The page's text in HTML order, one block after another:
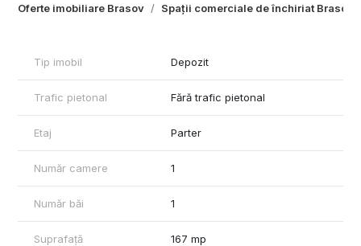
Oferte imobiliare Brasov Spații comerciale de închiriat Brasov
elicopterizata, grupuri sanitare, ușa de aprovizionare, parcare
Florin Feraru - Comercial Real Estate Specialist
www.plus-imo.ro
www.Spatiicomercialebrașov.ro
www.Birouribrasov.ro
Tel. +40736675773
Tip imobil Depozit
Trafic pietonal Fără trafic pietonal
Etaj Parter
Număr camere 1
Număr băi 1
Suprafață
167 mp